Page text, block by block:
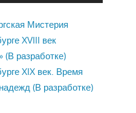
Мистерия
XVIII век
разработке)
XIX век. Время
(В разработке)